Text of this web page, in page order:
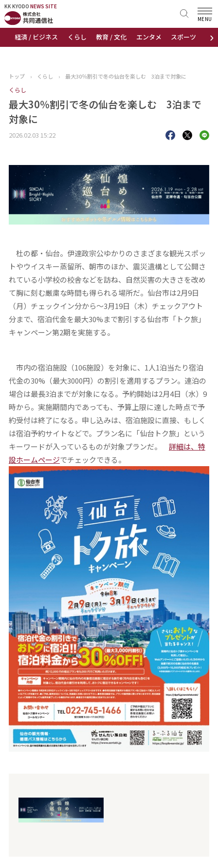
KK KYODO NEWS SITE
›
経済 / ビジネス くらし 教育 / 文化 エンタメ スポーツ 地域
MENU
KK KYODONEWS SITE
トップページ
ニュース
おすすめコンテンツ
出版物
会社概要
トップ › くらし › 最大30％割引で冬の仙台を楽しむ 3泊まで対象に
くらし
最大30％割引で冬の仙台を楽しむ 3泊まで
対象に
2026.02.03 15:22
杜の都・仙台。伊達政宗公ゆかりのさまざまな観光スポッ
トやウイスキー蒸留所、朝市のほか、震災遺構として公開さ
れている小学校の校舎などを訪ね、自然災害の大きさを改め
て胸に刻む厳粛な時間も得られる場所だ。仙台市は2月9日
（月）チェックイン分から～3月19日（木）チェックアウト
分まで、宿泊代金を最大30%まで割引する仙台市「トク旅」
キャンペーン第2期を実施する。
市内の宿泊施設（106施設）を対象に、1人1泊当たり宿泊
代金の30%（最大3000円）の割引を適用するプラン。連泊の
場合は最長3泊までが対象になる。予約開始は2月4日（水）9
時から。実施期間内であっても、予算上限に達した時点で予
約受付は終了になる。申し込みは、宿泊施設に直接、もしく
は宿泊予約サイトなどで。プラン名に「仙台トク旅」という
キーワードが入っているものが対象プランだ。 詳細は、特
設ホームページでチェックできる。